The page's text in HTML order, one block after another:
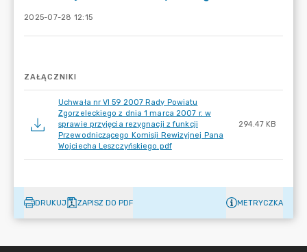
2025-07-28 12:15
ZAŁĄCZNIKI
Uchwała nr VI 59 2007 Rady Powiatu
Zgorzeleckiego z dnia 1 marca 2007 r. w
sprawie przyjęcia rezygnacji z funkcji
Przewodniczącego Komisji Rewizyjnej Pana
Wojciecha Leszczyńskiego.pdf
294.47 KB
DRUKUJ ZAPISZ DO PDF METRYCZKA